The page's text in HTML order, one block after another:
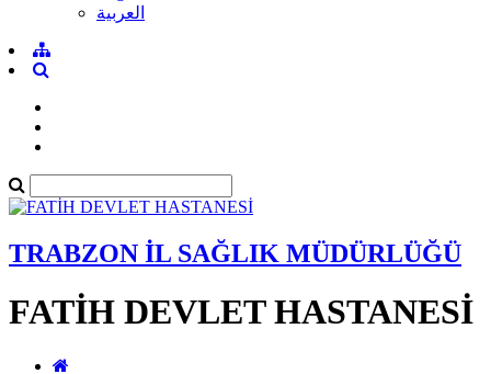
العربية
TRABZON İL SAĞLIK MÜDÜRLÜĞÜ
FATİH DEVLET HASTANESİ